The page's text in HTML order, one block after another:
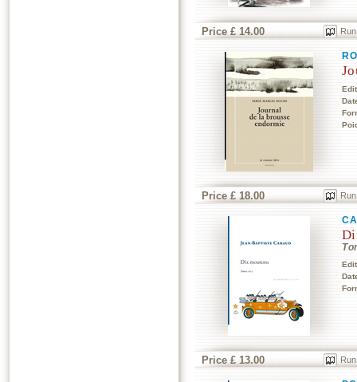
Price £ 14.00
Price £ 18.00
Price £ 13.00